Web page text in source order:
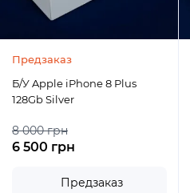
Предзаказ
Б/У Apple iPhone 8 Plus
128Gb Silver
8 000 грн
6 500 грн
Предзаказ